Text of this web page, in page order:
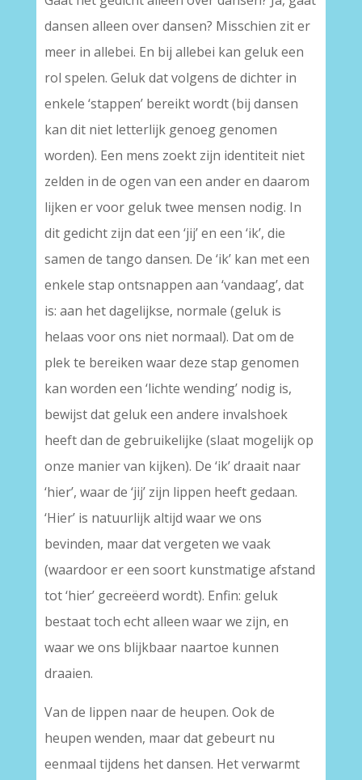
dansen alleen over dansen? Misschien zit er
meer in allebei. En bij allebei kan geluk een
rol spelen. Geluk dat volgens de dichter in
enkele ‘stappen’ bereikt wordt (bij dansen
kan dit niet letterlijk genoeg genomen
worden). Een mens zoekt zijn identiteit niet
zelden in de ogen van een ander en daarom
lijken er voor geluk twee mensen nodig. In
dit gedicht zijn dat een ‘jij’ en een ‘ik’, die
samen de tango dansen. De ‘ik’ kan met een
enkele stap ontsnappen aan ‘vandaag’, dat
is: aan het dagelijkse, normale (geluk is
helaas voor ons niet normaal). Dat om de
plek te bereiken waar deze stap genomen
kan worden een ‘lichte wending’ nodig is,
bewijst dat geluk een andere invalshoek
heeft dan de gebruikelijke (slaat mogelijk op
onze manier van kijken). De ‘ik’ draait naar
‘hier’, waar de ‘jij’ zijn lippen heeft gedaan.
‘Hier’ is natuurlijk altijd waar we ons
bevinden, maar dat vergeten we vaak
(waardoor er een soort kunstmatige afstand
tot ‘hier’ gecreëerd wordt). Enfin: geluk
bestaat toch echt alleen waar we zijn, en
waar we ons blijkbaar naartoe kunnen
draaien.
Van de lippen naar de heupen. Ook de
heupen wenden, maar dat gebeurt nu
eenmaal tijdens het dansen. Het verwarmt